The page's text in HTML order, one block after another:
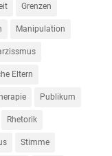
Grenzen
Manipulation
Eltern
Publikum
Rhetorik
Stimme